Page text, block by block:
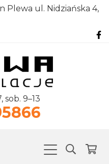
Plewa ul. Nidziańska 4,
sob. 9–13